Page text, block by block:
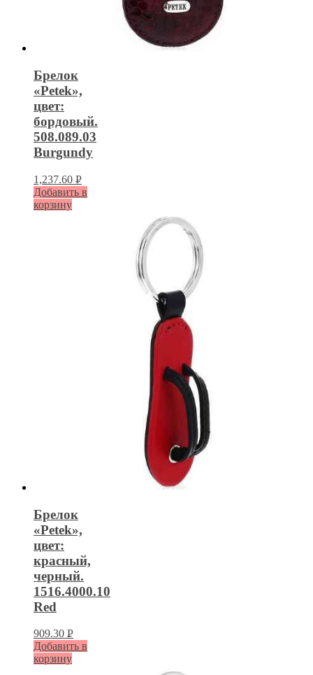
Брелок
«Petek»,
цвет:
бордовый.
508.089.03
Burgundy
1,237.60 Р
УБ.
Добавить в
корзину
Брелок
«Petek»,
цвет:
красный,
черный.
1516.4000.10
Red
909.30 Р
УБ.
Добавить в
корзину